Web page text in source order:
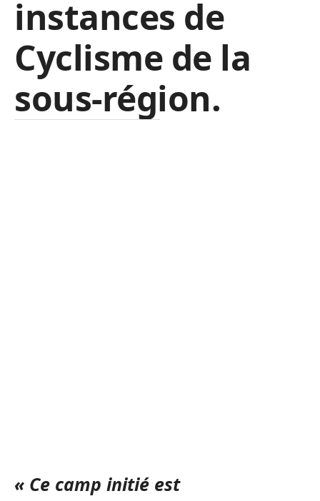
instances de
Cyclisme de la
sous-région.
« Ce camp initié est